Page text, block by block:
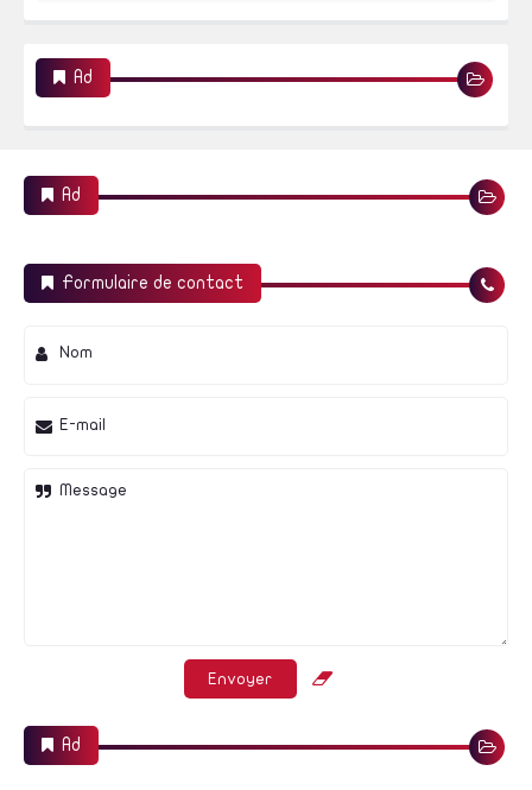
Ad
Ad
Formulaire de contact
Nom
E-mail
Message
Ad